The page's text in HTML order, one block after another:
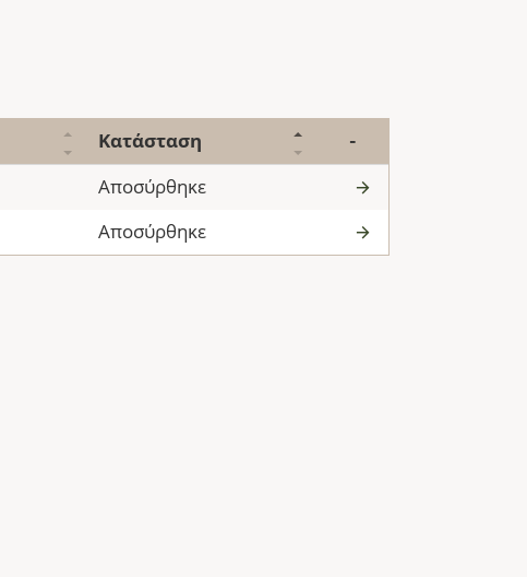
Κατάσταση -
Αποσύρθηκε
Αποσύρθηκε